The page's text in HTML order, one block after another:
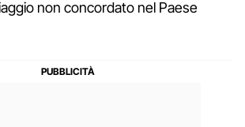
non concordato nel Paese